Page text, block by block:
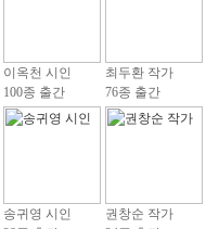
이옥천 시인
100종 출간
최두환 작가
76종 출간
송귀영 시인
권창순 작가